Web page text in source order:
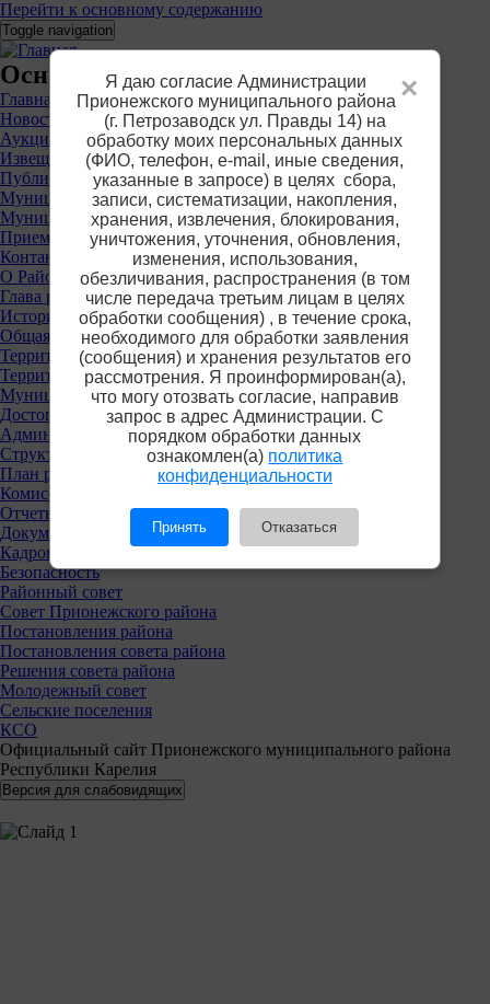
Перейти к основному содержанию
Toggle navigation
×
Я даю согласие Администрации
Прионежского муниципального района
(г. Петрозаводск ул. Правды 14) на
обработку моих персональных данных
(ФИО, телефон, е-mail, иные сведения,
указанные в запросе) в целях сбора,
записи, систематизации, накопления,
хранения, извлечения, блокирования,
уничтожения, уточнения, обновления,
изменения, использования,
обезличивания, распространения (в том
числе передача третьим лицам в целях
обработки сообщения) , в течение срока,
необходимого для обработки заявления
(сообщения) и хранения результатов его
рассмотрения. Я проинформирован(а),
что могу отозвать согласие, направив
запрос в адрес Администрации. С
порядком обработки данных
ознакомлен(а) политика
конфиденциальности
Принять Отказаться
Основное меню
Главная
Новости
Аукционы
Извещения о предоставлении участков
Публичные слушания
Муниципальные услуги
Муниципальный контроль
Приемная
Контакты
О Районе
Глава района
История
Общая информация
Территориальные органы власти
Территориальная избирательная комиссия
Муниципальные учреждения
Достопримечательности
Администрация района
Структура
План работы
Комиссии
Отчеты
Документы
Кадровая политика
Безопасность
Районный совет
Совет Прионежского района
Постановления района
Постановления совета района
Решения совета района
Молодежный совет
Сельские поселения
КСО
Официальный сайт Прионежского муниципального района
Республики Карелия